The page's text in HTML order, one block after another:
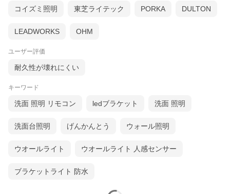
コイズミ照明 東芝ライテック PORKA DULTON
LEADWORKS OHM
ユーザー評価
耐久性が壊れにくい
キーワード
洗面 照明 リモコン ledブラケット 洗面 照明
洗面台照明 げんかんとう ウォール照明
ウオールライト ウオールライト 人感センサー
ブラケットライト 防水